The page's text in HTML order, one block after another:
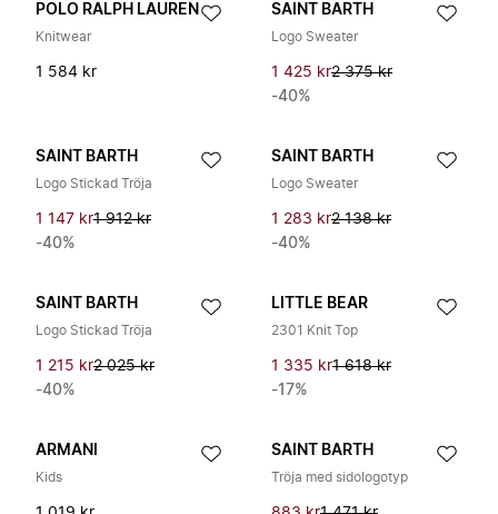
POLO RALPH LAUREN
Knitwear
1 584 kr
SAINT BARTH
Logo Sweater
1 425 kr2 375 kr
-40%
SAINT BARTH
Logo Stickad Tröja
1 147 kr1 912 kr
-40%
SAINT BARTH
Logo Sweater
1 283 kr2 138 kr
-40%
SAINT BARTH
Logo Stickad Tröja
1 215 kr2 025 kr
-40%
LITTLE BEAR
2301 Knit Top
1 335 kr1 618 kr
-17%
ARMANI
Kids
SAINT BARTH
Tröja med sidologotyp